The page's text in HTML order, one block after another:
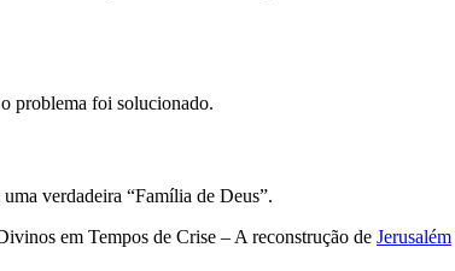
o problema foi solucionado.
verdadeira “Família de Deus”.
em Tempos de Crise – A reconstrução de Jerusalém